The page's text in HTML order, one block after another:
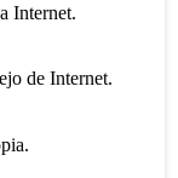
Internet.
de Internet.